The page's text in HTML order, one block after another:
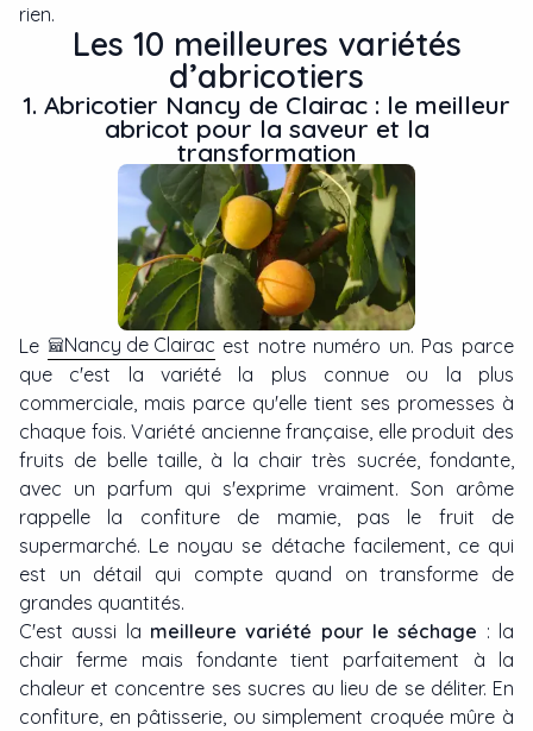
rien.
Les 10 meilleures variétés
d’abricotiers
1. Abricotier Nancy de Clairac : le meilleur
abricot pour la saveur et la
transformation
Le Nancy de Clairac est notre numéro un. Pas parce
que c'est la variété la plus connue ou la plus
commerciale, mais parce qu'elle tient ses promesses à
chaque fois. Variété ancienne française, elle produit des
fruits de belle taille, à la chair très sucrée, fondante,
avec un parfum qui s'exprime vraiment. Son arôme
rappelle la confiture de mamie, pas le fruit de
supermarché. Le noyau se détache facilement, ce qui
est un détail qui compte quand on transforme de
grandes quantités.
C'est aussi la meilleure variété pour le séchage : la
chair ferme mais fondante tient parfaitement à la
chaleur et concentre ses sucres au lieu de se déliter. En
confiture, en pâtisserie, ou simplement croquée mûre à